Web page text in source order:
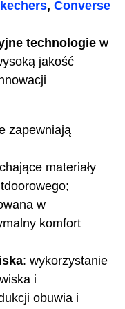
, Converse
technologie w
jakość
zapewniają
materiały
w
komfort
: wykorzystanie
i
obuwia i